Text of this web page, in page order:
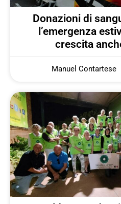
Donazioni di
l’emergenza
crescita
Manuel Contartese